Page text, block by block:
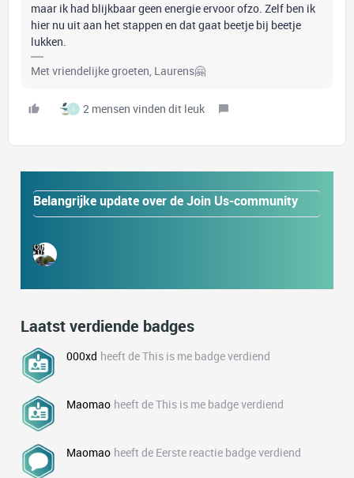
maar ik had blijkbaar geen energie ervoor ofzo. Zelf ben ik
hier nu uit aan het stappen en dat gaat beetje bij beetje
lukken.
Met vriendelijke groeten, Laurens🤗
I 2 mensen vinden dit leuk
Belangrijke update over de Join Us-community
Laatst verdiende badges
000xd heeft de This is me badge verdiend
Maomao heeft de This is me badge verdiend
Maomao heeft de Eerste reactie badge verdiend